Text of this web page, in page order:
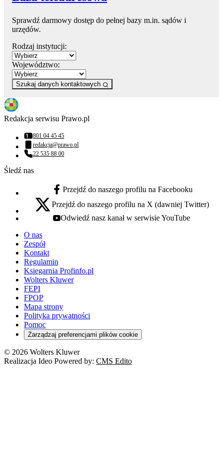
Sprawdź darmowy dostęp do pełnej bazy m.in. sądów i
urzędów.
Rodzaj instytucji:
Województwo:
Szukaj danych kontaktowych
Redakcja serwisu Prawo.pl
Numer telefonu:
801 04 45 45
Adres email:
redakcja@prawo.pl
Numer telefonu:
22 535 88 00
Śledź nas
facebook - otwiera się w nowej karcie
Przejdź do naszego profilu na Facebooku
x - otwiera się w nowej karcie
Przejdź do naszego profilu na X (dawniej Twitter)
youtube - otwiera się w nowej karcie
Odwiedź nasz kanał w serwisie YouTube
O nas
Zespół
Kontakt
Regulamin
Księgarnia Profinfo.pl
Wolters Kluwer
FEPI
FPOP
Mapa strony
Polityka prywatności
Pomoc
Zarządzaj preferencjami plików cookie
© 2026 Wolters Kluwer
Realizacja Ideo Powered by: CMS Edito